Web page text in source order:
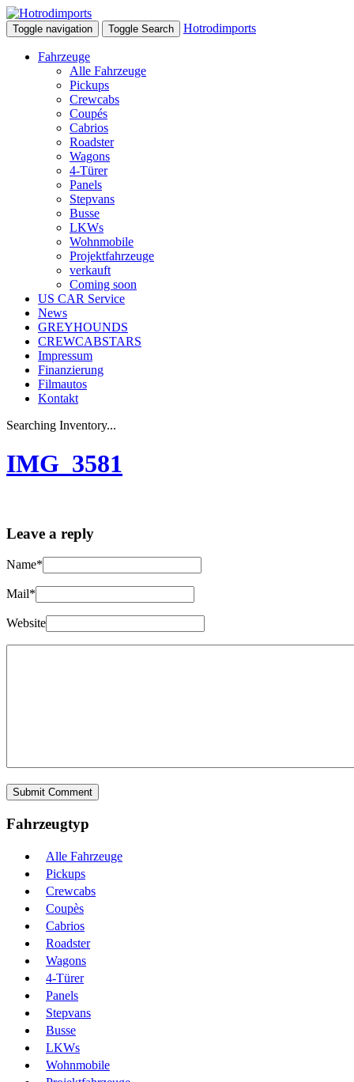
Toggle navigation Toggle Search Hotrodimports
Fahrzeuge
Alle Fahrzeuge
Pickups
Crewcabs
Coupés
Cabrios
Roadster
Wagons
4-Türer
Panels
Stepvans
Busse
LKWs
Wohnmobile
Projektfahrzeuge
verkauft
Coming soon
US CAR Service
News
GREYHOUNDS
CREWCABSTARS
Impressum
Finanzierung
Filmautos
Kontakt
Searching Inventory...
IMG_3581
Leave a reply
Name*
Mail*
Website
Fahrzeugtyp
Alle Fahrzeuge
Pickups
Crewcabs
Coupès
Cabrios
Roadster
Wagons
4-Türer
Panels
Stepvans
Busse
LKWs
Wohnmobile